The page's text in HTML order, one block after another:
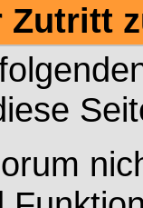
Zutritt